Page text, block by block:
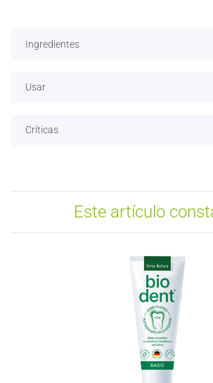
Ingredientes
Usar
Críticas
Este artículo